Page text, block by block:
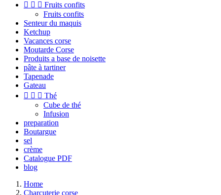
   Fruits confits
Fruits confits
Senteur du maquis
Ketchup
Vacances corse
Moutarde Corse
Produits a base de noisette
pâte à tartiner
Tapenade
Gateau
   Thé
Cube de thé
Infusion
preparation
Boutargue
sel
crème
Catalogue PDF
blog
Home
Charcuterie corse